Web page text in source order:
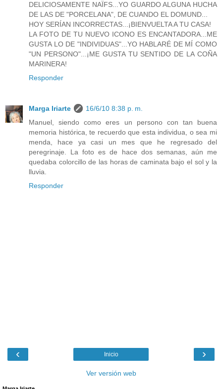
DELICIOSAMENTE NAÏFS...YO GUARDO ALGUNA HUCHA
DE LAS DE "PORCELANA", DE CUANDO EL DOMUND...
HOY SERÍAN INCORRECTAS...¡BIENVUELTA A TU CASA!
LA FOTO DE TU NUEVO ICONO ES ENCANTADORA...ME
GUSTA LO DE "INDIVIDUAS"...YO HABLARÉ DE MÍ COMO
"UN PERSONO"...¡ME GUSTA TU SENTIDO DE LA COÑA
MARINERA!
Responder
Marga Iriarte
16/6/10 8:38 p. m.
Manuel, siendo como eres un persono con tan buena
memoria histórica, te recuerdo que esta individua, o sea mi
menda, hace ya casi un mes que he regresado del
peregrinaje. La foto es de hace dos semanas, aún me
quedaba colorcillo de las horas de caminata bajo el sol y la
lluvia.
Responder
‹ ›
Inicio
Ver versión web